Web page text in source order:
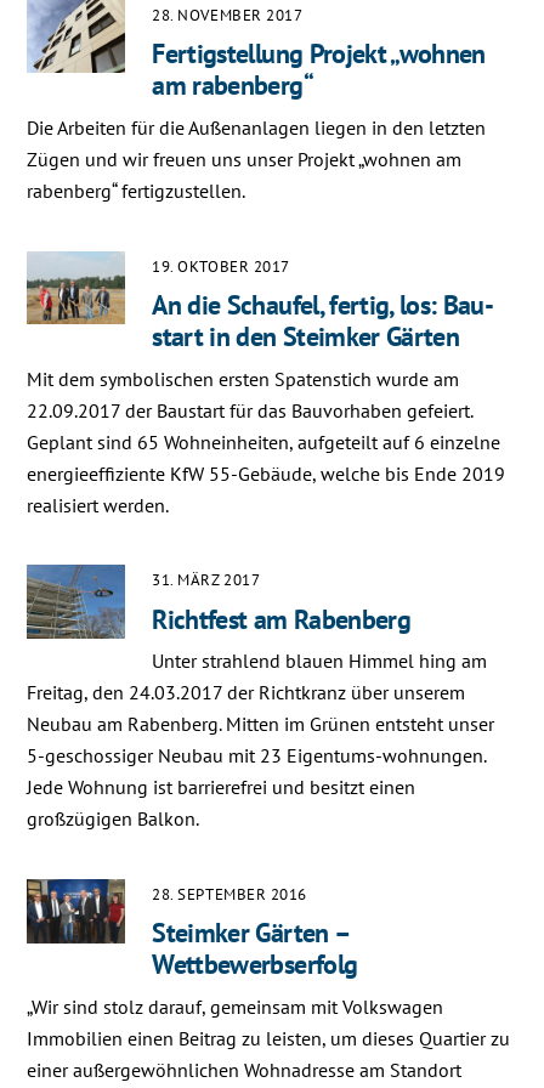
Skip
content
28. NOVEMBER 2017
Fertigstellung Projekt „wohnen
am rabenberg“
Die Arbeiten für die Außenanlagen liegen in den letzten
Zügen und wir freuen uns unser Projekt „wohnen am
rabenberg“ fertigzustellen.
19. OKTOBER 2017
An die Schau­fel, fer­tig, los: Bau­
start in den Steim­ker Gär­ten
Mit dem symbolischen ersten Spatenstich wurde am
22.09.2017 der Baustart für das Bauvorhaben gefeiert.
Geplant sind 65 Wohneinheiten, aufgeteilt auf 6 einzelne
energieeffiziente KfW 55-Gebäude, welche bis Ende 2019
realisiert werden.
31. MÄRZ 2017
Richtfest am Rabenberg
Unter strahlend blauen Himmel hing am
Freitag, den 24.03.2017 der Richtkranz über unserem
Neubau am Rabenberg. Mitten im Grünen entsteht unser
5-geschossiger Neubau mit 23 Eigentums-wohnungen.
Jede Wohnung ist barrierefrei und besitzt einen
großzügigen Balkon.
28. SEPTEMBER 2016
Steimker Gärten –
Wettbewerbserfolg
„Wir sind stolz darauf, gemeinsam mit Volkswagen
Immobilien einen Beitrag zu leisten, um dieses Quartier zu
einer außergewöhnlichen Wohnadresse am Standort